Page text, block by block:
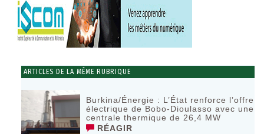
ARTICLES DE LA MÊME RUBRIQUE
Burkina/Énergie : L’État renforce l’offre
électrique de Bobo-Dioulasso avec une
centrale thermique de 26,4 MW
RÉAGIR